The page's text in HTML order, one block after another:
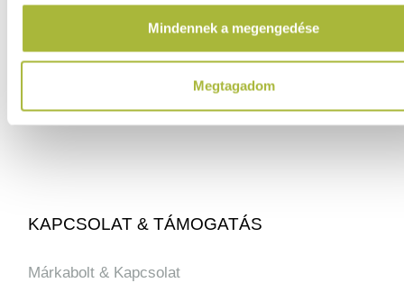
Mindennek a megengedése
Megtagadom
ELÉRHETŐSÉGEINK
06 (1) 770 1100
KAPCSOLAT & TÁMOGATÁS
Márkabolt & Kapcsolat